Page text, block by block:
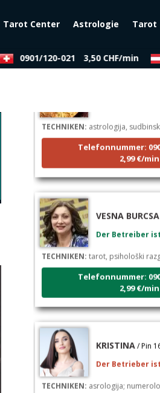
Tarot Center Astrologie Tarot
0901/120-021 3,50 CHF/min
TECHNIKEN:astrologija,
Telefonnummer:
2,99 €/min
TECHNIKEN:tarot, psihološki
Telefonnummer:
2,99 €/min
TECHNIKEN:asrologija;